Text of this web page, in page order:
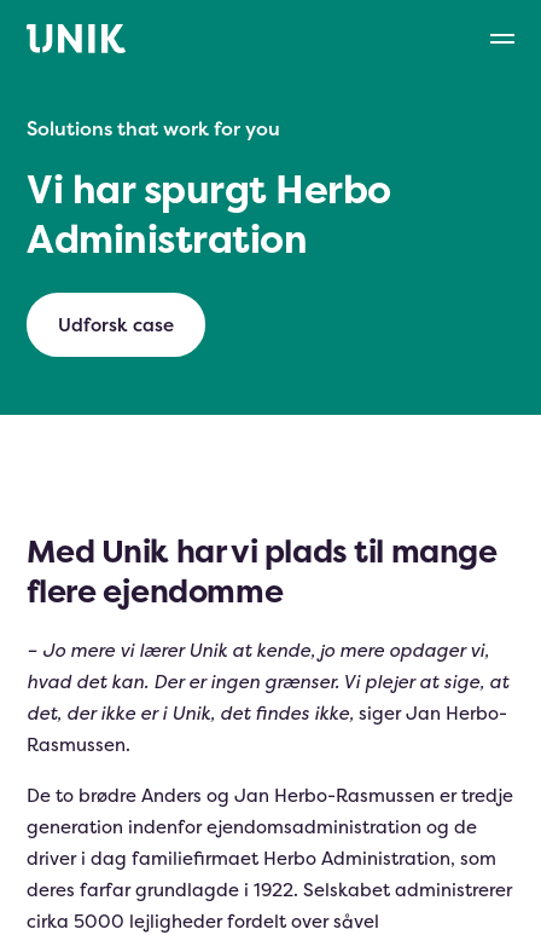
Solutions that work for you
Vi har spurgt Herbo
Administration
Udforsk case
Med Unik har vi plads til mange
flere ejendomme
– Jo mere vi lærer Unik at kende, jo mere opdager vi,
hvad det kan. Der er ingen grænser. Vi plejer at sige, at
det, der ikke er i Unik, det findes ikke, siger Jan Herbo-
Rasmussen.
De to brødre Anders og Jan Herbo-Rasmussen er tredje
generation indenfor ejendomsadministration og de
driver i dag familiefirmaet Herbo Administration, som
deres farfar grundlagde i 1922. Selskabet administrerer
cirka 5000 lejligheder fordelt over såvel